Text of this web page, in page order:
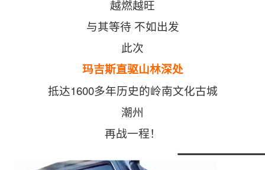
越燃越旺
与其等待 不如出发
此次
玛吉斯直驱山林深处
抵达1600多年历史的岭南文化古城
潮州
再战一程！